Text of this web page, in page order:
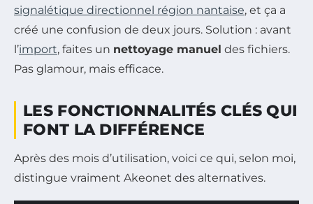
signalétique directionnel région nantaise, et ça a
créé une confusion de deux jours. Solution : avant
l’import, faites un nettoyage manuel des fichiers.
Pas glamour, mais efficace.
LES FONCTIONNALITÉS CLÉS QUI
FONT LA DIFFÉRENCE
Après des mois d’utilisation, voici ce qui, selon moi,
distingue vraiment Akeonet des alternatives.